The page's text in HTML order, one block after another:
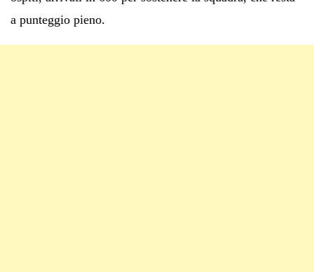
a punteggio pieno.